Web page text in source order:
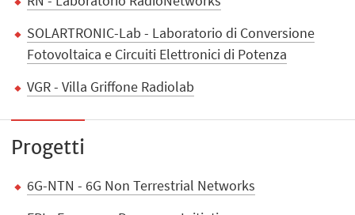
SOLARTRONIC-Lab - Laboratorio di Conversione
Fotovoltaica e Circuiti Elettronici di Potenza
VGR - Villa Griffone Radiolab
Progetti
6G-NTN - 6G Non Terrestrial Networks